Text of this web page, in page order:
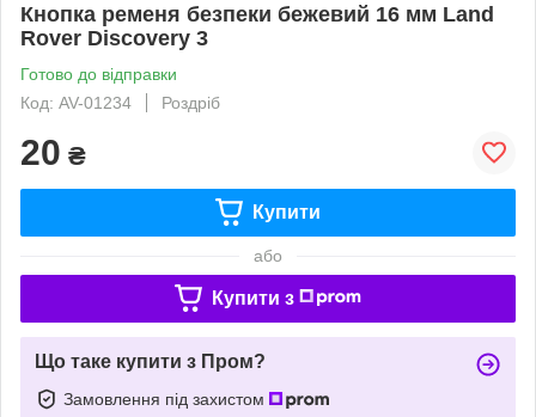
Кнопка ременя безпеки бежевий 16 мм Land
Rover Discovery 3
Готово до відправки
Код: AV-01234
Роздріб
20 ₴
Купити
або
Купити з
Що таке купити з Пром?
Замовлення під захистом